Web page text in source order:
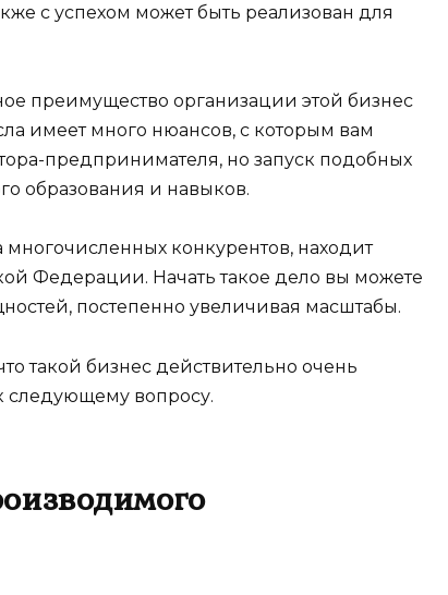
с успехом может быть реализован для
преимущество организации этой бизнес
имеет много нюансов, с которым вам
предпринимателя, но запуск подобных
образования и навыков.
многочисленных конкурентов, находит
Федерации. Начать такое дело вы можете
постепенно увеличивая масштабы.
такой бизнес действительно очень
следующему вопросу.